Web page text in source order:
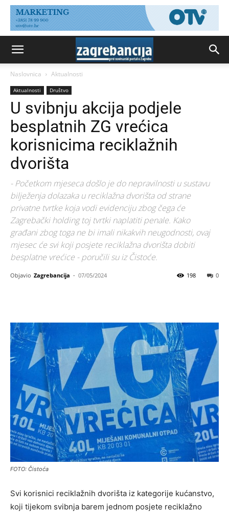
Naslovnica Aktualnosti
Aktualnosti Društvo
U svibnju akcija podjele
besplatnih ZG vrećica
korisnicima reciklažnih
dvorišta
- Početkom mjeseca došlo je do nepravilnosti u sustavu
bilježenja dolazaka u reciklažna dvorišta od strane
privatne tvrtke koja vodi evidenciju zbog čega će
Zagrebački holding toj tvrtki naplatiti penale. Kako
građani zbog toga ne bi imali nikakvih neugodnosti, ovaj
mjesec će svi koji posjete reciklažna dvorišta dobiti
besplatne vrećice - poručili su iz Čistoće.
Objavio Zagrebancija - 07/05/2024 0
198
FOTO: Čistoća
Svi korisnici reciklažnih dvorišta iz kategorije kućanstvo,
koji tijekom svibnja barem jednom posjete reciklažno